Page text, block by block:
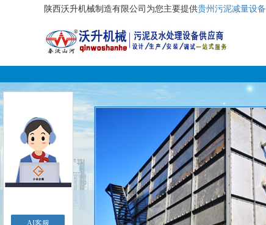
陕西沃升机械制造有限公司为您主要提供贵州污泥减量设备
AI客服